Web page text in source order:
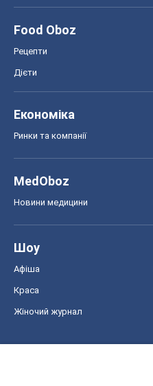
Food Oboz
Рецепти
Дієти
Економіка
Ринки та компанії
MedOboz
Новини медицини
Шоу
Афіша
Краса
Жіночий журнал